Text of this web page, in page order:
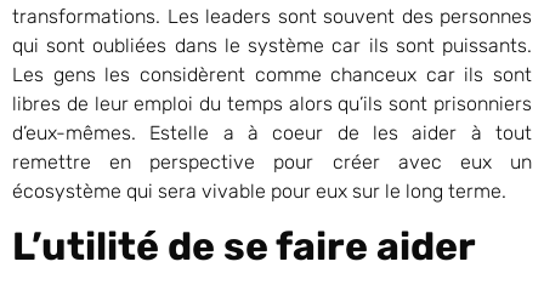
transformations. Les leaders sont souvent des personnes
qui sont oubliées dans le système car ils sont puissants.
Les gens les considèrent comme chanceux car ils sont
libres de leur emploi du temps alors qu’ils sont prisonniers
d’eux-mêmes. Estelle a à coeur de les aider à tout
remettre en perspective pour créer avec eux un
écosystème qui sera vivable pour eux sur le long terme.
L’utilité de se faire aider